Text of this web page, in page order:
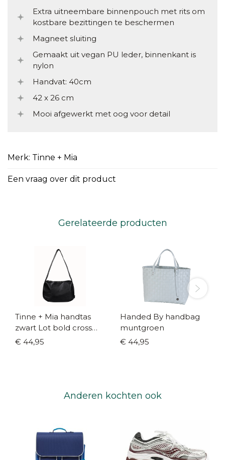
Extra uitneembare binnenpouch met rits om
kostbare bezittingen te beschermen
Magneet sluiting
Gemaakt uit vegan PU leder, binnenkant is
nylon
Handvat: 40cm
42 x 26 cm
Mooi afgewerkt met oog voor detail
Merk: Tinne + Mia
Een vraag over dit product
Gerelateerde producten
Tinne + Mia handtas
zwart Lot bold cross
body
€ 44,95
Handed By handbag
muntgroen
€ 44,95
Anderen kochten ook